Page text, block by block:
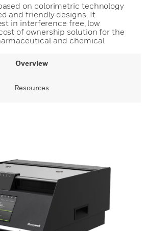
on colorimetric technology
and friendly designs. It
in interference free, low
of ownership solution for the
and chemical
Overview
Resources